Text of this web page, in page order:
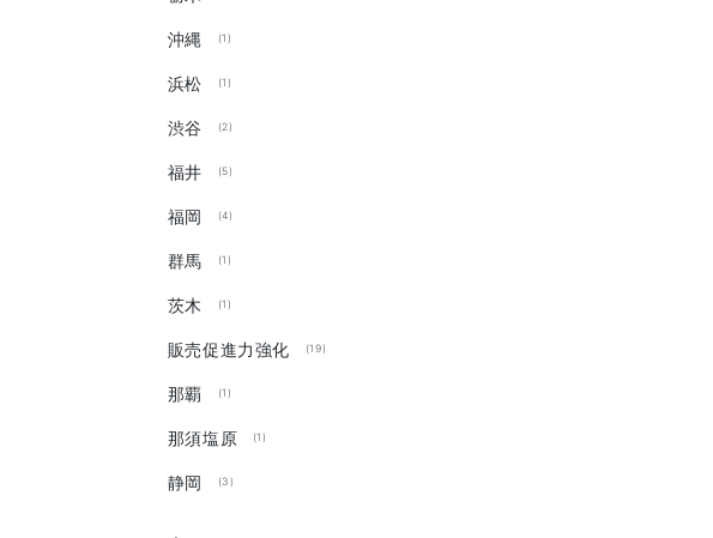
沖縄 (1)
浜松 (1)
渋谷 (2)
福井 (5)
福岡 (4)
群馬 (1)
茨木 (1)
販売促進力強化 (19)
那覇 (1)
那須塩原 (1)
静岡 (3)